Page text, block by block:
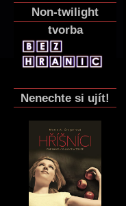
Non-twilight
tvorba
Nenechte si ujít!